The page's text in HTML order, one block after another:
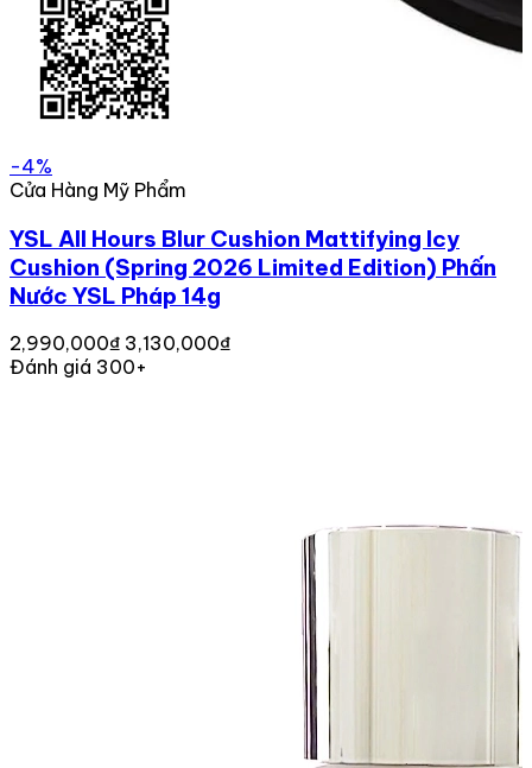
-4%
Cửa Hàng Mỹ Phẩm
YSL All Hours Blur Cushion Mattifying Icy
Cushion (Spring 2026 Limited Edition) Phấn
Nước YSL Pháp 14g
2,990,000₫ 3,130,000₫
Đánh giá 300+